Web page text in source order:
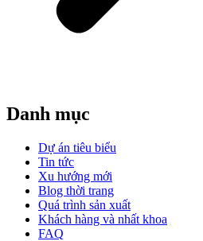
Danh mục
Dự án tiêu biểu
Tin tức
Xu hướng mới
Blog thời trang
Quá trình sản xuất
Khách hàng và nhất khoa
FAQ